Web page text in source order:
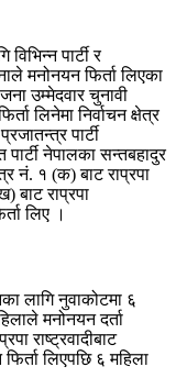
पार्टी र
मनोनयन फिर्ता लिएका
उम्मेदवार चुनावी
लिनेमा निर्वाचन क्षेत्र
पार्टी
नेपालका सन्तबहादुर
नं. १ (क) बाट राप्रपा
बाट राप्रपा
लिए ।
लागि नुवाकोटमा ६
मनोनयन दर्ता
राष्ट्रवादीबाट
लिएपछि ६ महिला